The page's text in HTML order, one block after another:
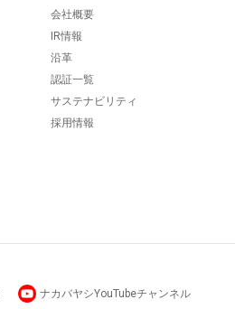
会社概要
IR情報
沿革
認証一覧
サステナビリティ
採用情報
ナカバヤシYouTubeチャンネル